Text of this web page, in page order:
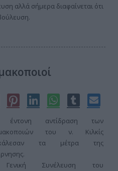
αλλά σήμερα διαφαίνεται ότι
έντονη αντίδραση των
του ν. Κιλκίς
τα μέτρα της
Συνέλευση του